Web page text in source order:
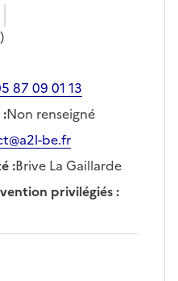
87 09 01 13
:Non renseigné
be.fr
:Brive La Gaillarde
privilégiés: